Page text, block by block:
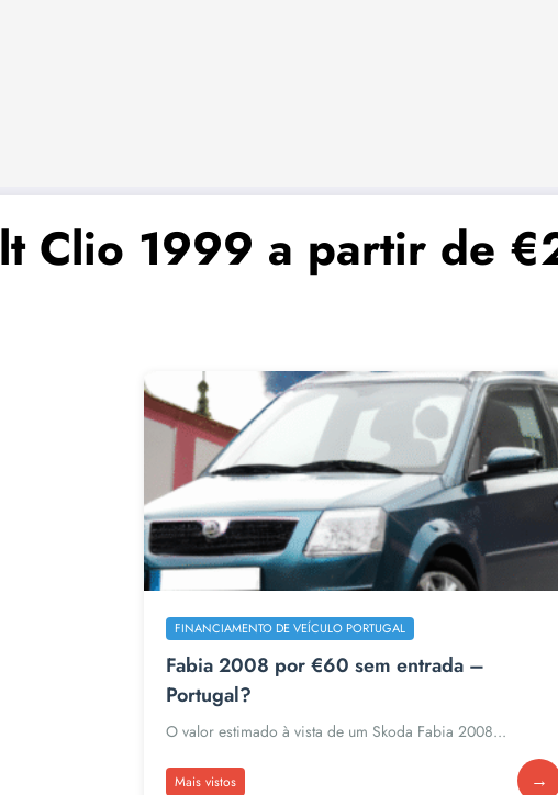
Clio 1999 a partir de
FINANCIAMENTO DE VEÍCULO PORTUGAL
Fabia 2008 por €60 sem entrada –
Portugal?
O valor estimado à vista de um Skoda Fabia 2008...
Mais vistos →